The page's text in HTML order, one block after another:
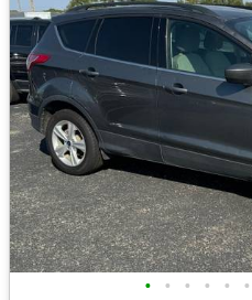
• • • • • •